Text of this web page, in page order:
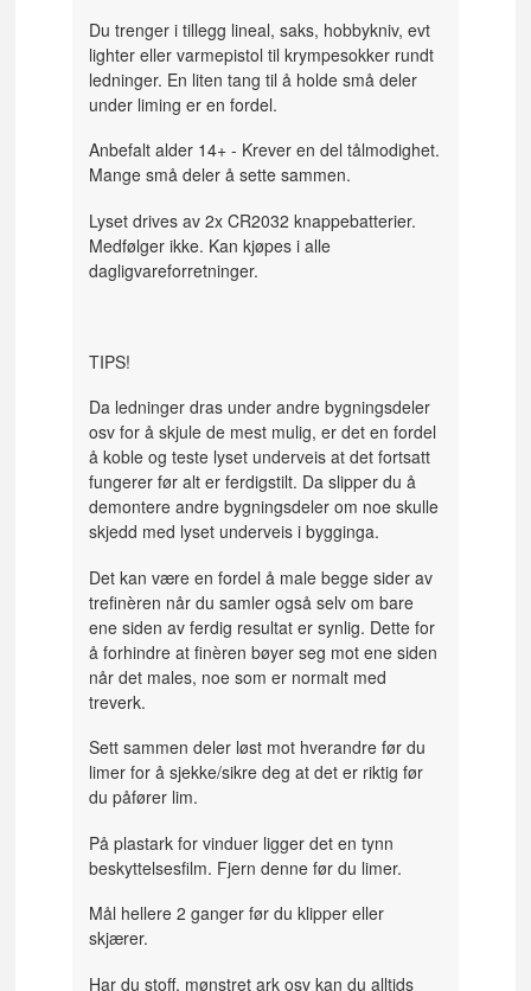
Du trenger i tillegg lineal, saks, hobbykniv, evt
lighter eller varmepistol til krympesokker rundt
ledninger. En liten tang til å holde små deler
under liming er en fordel.
Anbefalt alder 14+ - Krever en del tålmodighet.
Mange små deler å sette sammen.
Lyset drives av 2x CR2032 knappebatterier.
Medfølger ikke. Kan kjøpes i alle
dagligvareforretninger.
TIPS!
Da ledninger dras under andre bygningsdeler
osv for å skjule de mest mulig, er det en fordel
å koble og teste lyset underveis at det fortsatt
fungerer før alt er ferdigstilt. Da slipper du å
demontere andre bygningsdeler om noe skulle
skjedd med lyset underveis i bygginga.
Det kan være en fordel å male begge sider av
trefinèren når du samler også selv om bare
ene siden av ferdig resultat er synlig. Dette for
å forhindre at finèren bøyer seg mot ene siden
når det males, noe som er normalt med
treverk.
Sett sammen deler løst mot hverandre før du
limer for å sjekke/sikre deg at det er riktig før
du påfører lim.
På plastark for vinduer ligger det en tynn
beskyttelsesfilm. Fjern denne før du limer.
Mål hellere 2 ganger før du klipper eller
skjærer.
Har du stoff, mønstret ark osv kan du alltids